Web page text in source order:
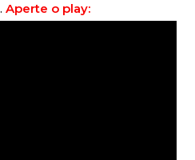
Aperte o play: